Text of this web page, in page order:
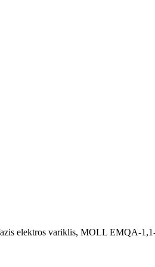
elektros variklis, MOLL EMQA-